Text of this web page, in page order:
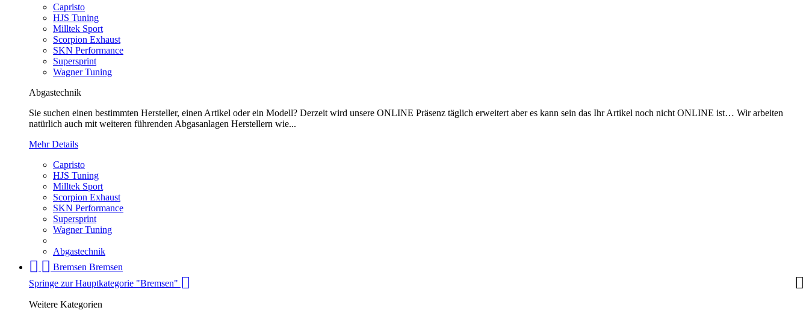
Capristo
HJS Tuning
Milltek Sport
Scorpion Exhaust
SKN Performance
Supersprint
Wagner Tuning
Abgastechnik
Sie suchen einen bestimmten Hersteller, einen Artikel oder ein Modell? Derzeit wird unsere ONLINE Präsenz täglich erweitert aber es kann sein das Ihr Artikel noch nicht ONLINE ist… Wir arbeiten
natürlich auch mit weiteren führenden Abgasanlagen Herstellern wie...
Mehr Details
Capristo
HJS Tuning
Milltek Sport
Scorpion Exhaust
SKN Performance
Supersprint
Wagner Tuning
Abgastechnik
Bremsen Bremsen
Springe zur Hauptkategorie "Bremsen"
Weitere Kategorien